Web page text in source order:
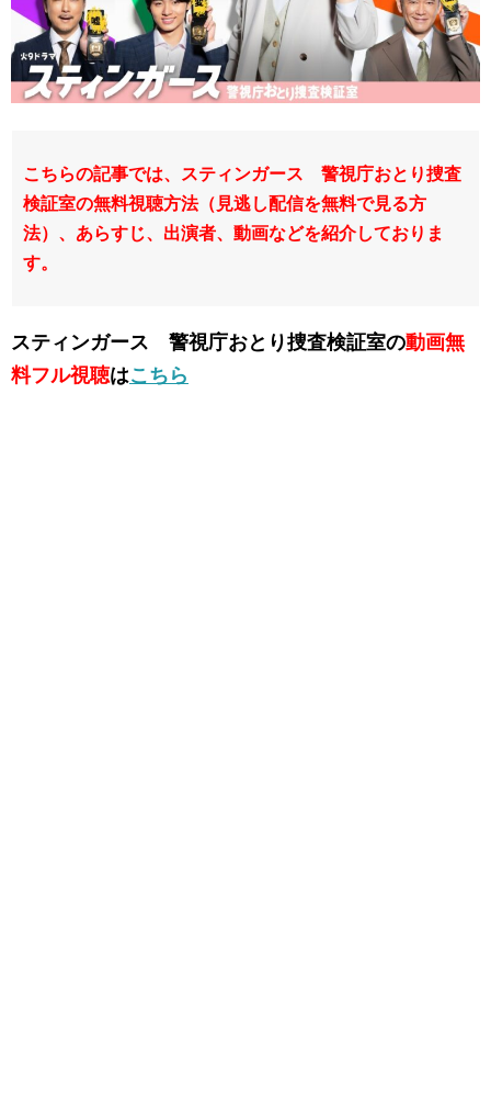
こちらの記事では、スティンガース 警視庁おとり捜査
検証室の無料視聴方法（見逃し配信を無料で見る方
法）、あらすじ、出演者、動画などを紹介しておりま
す。
スティンガース 警視庁おとり捜査検証室の動画無
料フル視聴はこちら